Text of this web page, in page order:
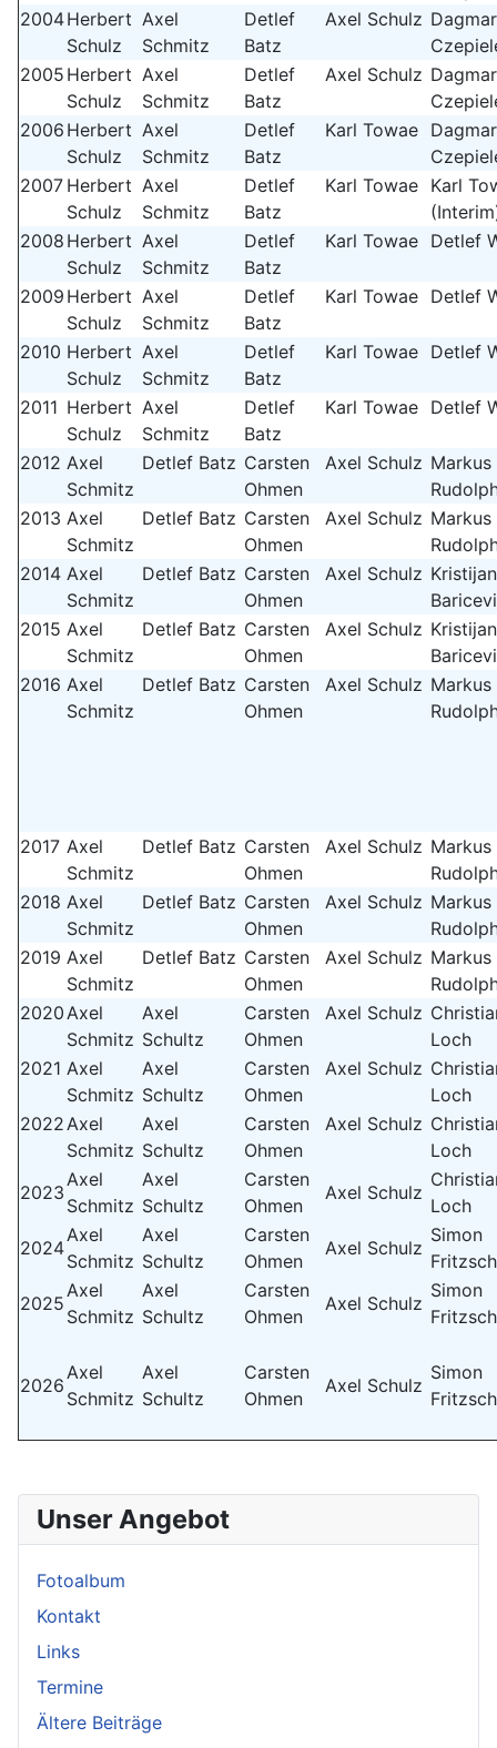
2004Herbert
Schulz
Axel
Schmitz
Detlef
Batz
Axel Schulz Dagmar
2005 Herbert
Schulz
Axel
Schmitz
Detlef
Batz
Axel Schulz Dagmar
2006 Herbert
Schulz
Axel
Schmitz
Detlef
Batz
Karl Towae Dagmar
2007 Herbert
Schulz
Axel
Schmitz
Detlef
Batz
Karl Towae Karl
2008 Herbert
Schulz
Axel
Schmitz
Detlef
Batz
Karl Towae Detlef
2009 Herbert
Schulz
Axel
Schmitz
Detlef
Batz
Karl Towae Detlef
2010 Herbert
Schulz
Axel
Schmitz
Detlef
Batz
Karl Towae Detlef
2011 Herbert
Schulz
Axel
Schmitz
Detlef
Batz
Karl Towae Detlef
2012 Axel
Schmitz
Detlef Batz Carsten
Ohmen
Axel Schulz Markus
2013 Axel
Schmitz
Detlef Batz Carsten
Ohmen
Axel Schulz Markus
2014 Axel
Schmitz
Detlef Batz Carsten
Ohmen
Axel Schulz Kristijan
2015 Axel
Schmitz
Detlef Batz Carsten
Ohmen
Axel Schulz Kristijan
2016 Axel
Schmitz
Detlef Batz Carsten
Ohmen
Axel Schulz Markus
2017 Axel
Schmitz
Detlef Batz Carsten
Ohmen
Axel Schulz Markus
2018 Axel
Schmitz
Detlef Batz Carsten
Ohmen
Axel Schulz Markus
2019 Axel
Schmitz
Detlef Batz Carsten
Ohmen
Axel Schulz Markus
2020Axel
Schmitz
Axel
Schultz
Carsten
Ohmen
Axel Schulz
Loch
2021 Axel
Schmitz
Axel
Schultz
Carsten
Ohmen
Axel Schulz
Loch
2022Axel
Schmitz
Axel
Schultz
Carsten
Ohmen
Axel Schulz
Loch
2023
Axel
Schmitz
Axel
Schultz
Carsten
Ohmen
Axel Schulz
Loch
2024
Axel
Schmitz
Axel
Schultz
Carsten
Ohmen
Axel Schulz
Simon
2025
Axel
Schmitz
Axel
Schultz
Carsten
Ohmen
Axel Schulz
Simon
2026
Axel
Schmitz
Axel
Schultz
Carsten
Ohmen
Axel Schulz
Simon
Unser Angebot
Fotoalbum
Kontakt
Links
Termine
Ältere Beiträge